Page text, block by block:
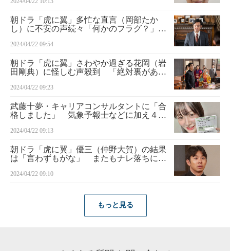
朝ドラ「虎に翼」多忙な直言（岡部たか
し）に不安の声続々「何かのフラグ？」
2024/04/22 09:54
朝ドラ「虎に翼」さわやか過ぎる花岡（岩
田剛典）に怪しむ声殺到 「絶対裏があ
2024/04/22 09:23
武藤十夢・キャリアコンサルタントに「合
格しました」 気象予報士などに加え４つ
2024/04/22 09:13
朝ドラ「虎に翼」優三（仲野大賀）の結果
は「言わずもがな」 またもナレ落ちに
失笑の声
2024/04/22 09:10
もっと見る